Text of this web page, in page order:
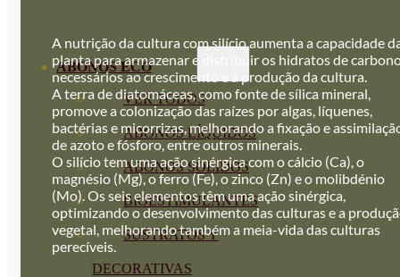
ABONOS ECO
VER TODOS
ABONOS LÍQUIDOS
ABONOS SOLIDOS
BIOESTIMULANTES
SUSTRATOS Y
DECORATIVAS
A nutrição da cultura com silício aumenta a capacidade
planta para armazenar e distribuir os hidratos de
necessários ao crescimento e à produção da cultura.
A terra de diatomáceas, como fonte de sílica mineral,
promove a colonização das raízes por algas, líquenes,
bactérias e micorrizas, melhorando a fixação e
de azoto e fósforo, entre outros minerais.
O silício tem uma ação sinérgica com o cálcio (Ca), o
magnésio (Mg), o ferro (Fe), o zinco (Zn) e o molibdénio
(Mo). Os seis elementos têm uma ação sinérgica,
optimizando o desenvolvimento das culturas e a
vegetal, melhorando também a meia-vida das culturas
perecíveis.